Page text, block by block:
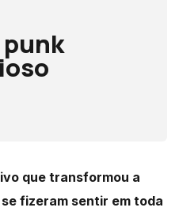
punk
que transformou a
fizeram sentir em toda